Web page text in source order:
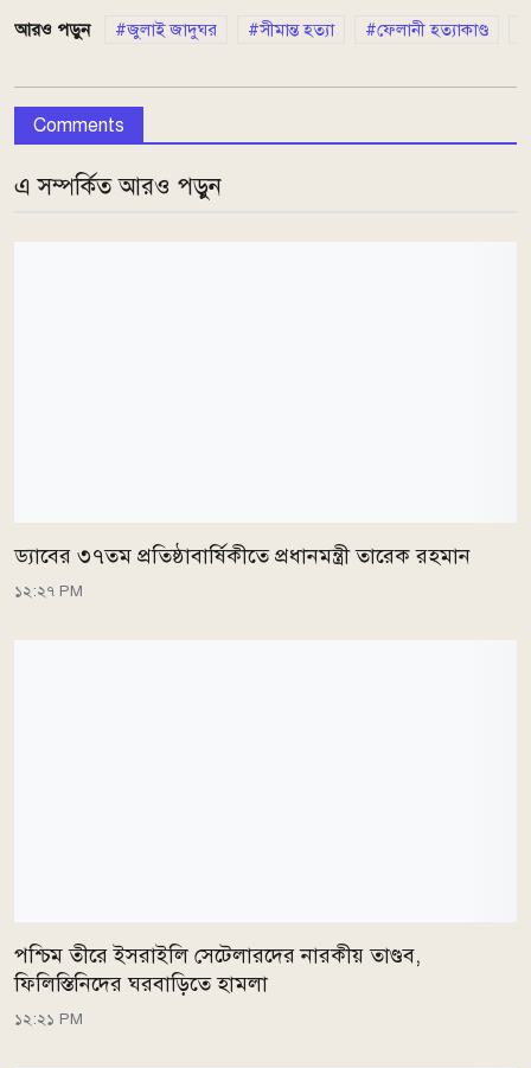
আরও পড়ুন জুলাই জাদুঘর সীমান্ত হত্যা ফেলানী হত্যাকাণ্ড
Comments
এ সম্পর্কিত আরও পড়ুন
ড্যাবের ৩৭তম প্রতিষ্ঠাবার্ষিকীতে প্রধানমন্ত্রী তারেক রহমান
১২:২৭ PM
পশ্চিম তীরে ইসরাইলি সেটেলারদের নারকীয় তাণ্ডব,
ফিলিস্তিনিদের ঘরবাড়িতে হামলা
১২:২১ PM